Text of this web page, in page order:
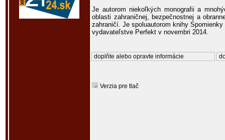
Je autorom niekoľkých monografii a
oblasti zahraničnej, bezpečnostnej a
zahraničí. Je spoluautorom knihy
vydavateľstve Perfekt v novembri 2014.
doplňte alebo opravte informácie
Verzia pre tlač